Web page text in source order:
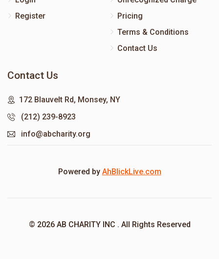
Register
Pricing
Terms & Conditions
Contact Us
Contact Us
172 Blauvelt Rd, Monsey, NY
(212) 239-8923
info@abcharity.org
Powered by AhBlickLive.com
© 2026 AB CHARITY INC . All Rights Reserved